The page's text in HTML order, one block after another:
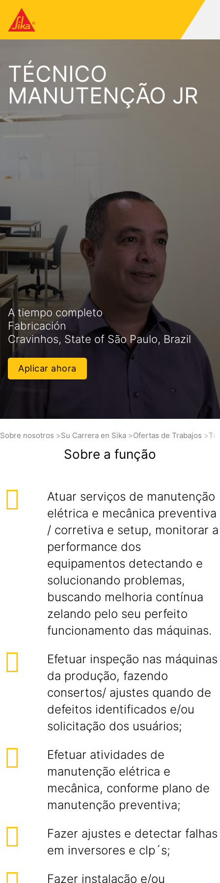
TÉCNICO
MANUTENÇÃO JR
A tiempo completo
Fabricación
Cravinhos, State of São Paulo, Brazil
Aplicar ahora
Sobre nosotros Su Carrera en Sika Ofertas de Trabajos
Sobre a função
Atuar serviços de manutenção
elétrica e mecânica preventiva
/ corretiva e setup, monitorar a
performance dos
equipamentos detectando e
solucionando problemas,
buscando melhoria contínua
zelando pelo seu perfeito
funcionamento das máquinas.
Efetuar inspeção nas máquinas
da produção, fazendo
consertos/ ajustes quando de
defeitos identificados e/ou
solicitação dos usuários;
Efetuar atividades de
manutenção elétrica e
mecânica, conforme plano de
manutenção preventiva;
Fazer ajustes e detectar falhas
em inversores e clp´s;
Fazer instalação e/ou